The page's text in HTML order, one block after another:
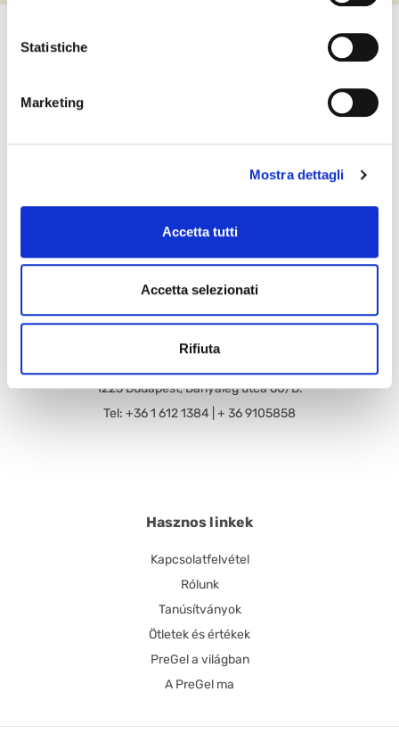
Statistiche
Marketing
Mostra dettagli
Accetta tutti
Accetta selezionati
Rifiuta
Pre Gel Magyarország Kft.
1225 Budapest, Bányalég utca 60/B.
Tel: +36 1 612 1384 | + 36 9105858
Hasznos linkek
Kapcsolatfelvétel
Rólunk
Tanúsítványok
Ötletek és értékek
PreGel a világban
A PreGel ma
szeretettel várjuk a honlapon feltüntetett elérhetőségeken.
KAPCSOLATFELVÉTEL